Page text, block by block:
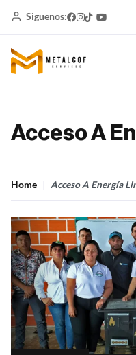
Siguenos:
Acceso A
Home Acceso A Energía